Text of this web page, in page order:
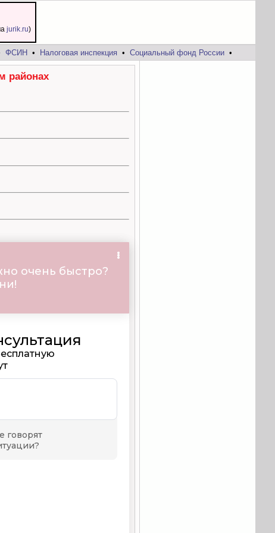
jurik.ru)
ФСИН • Налоговая инспекция • Социальный фонд России •
районах